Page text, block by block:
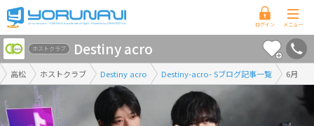
香
川
県
版
高松 ホストクラブ Destiny acro Destiny-acro- Sブログ記事一覧 6月
ホストクラブ Destiny acro